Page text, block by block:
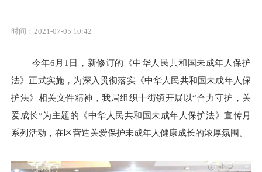
时间：2021-07-05 10:42
今年6月1日，新修订的《中华人民共和国未成年人保护
法》正式实施，为深入贯彻落实《中华人民共和国未成年人保
护法》 相关文件精神，我局组织十街镇开展以“合力守护，关
爱成长”为主题的 《中华人民共和国未成年人保护法》 宣传月
系列活动，在区营造关爱保护未成年人健康成长的浓厚氛围。